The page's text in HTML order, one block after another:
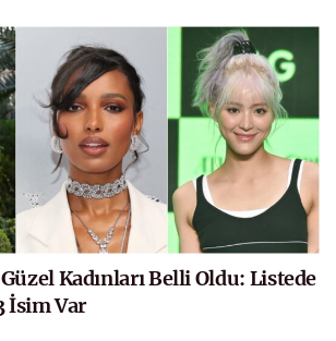
Kadınları Belli Oldu: Listede
İsim Var